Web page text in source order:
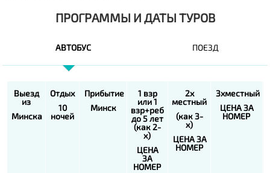
ПРОГРАММЫ И ДАТЫ ТУРОВ
АВТОБУС ПОЕЗД
Выезд
из
Минска
Отдых
10
ночей
Прибытие
Минск
1 взр
или 1
взр+реб
до 5 лет
(как 2-
х)
ЦЕНА
ЗА
НОМЕР
2х
местный
(как 3-
х)
ЦЕНА ЗА
НОМЕР
3хместный
ЦЕНА ЗА
НОМЕР